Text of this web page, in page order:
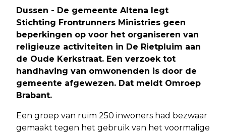
Dussen - De gemeente Altena legt
Stichting Frontrunners Ministries geen
beperkingen op voor het organiseren van
religieuze activiteiten in De Rietpluim aan
de Oude Kerkstraat. Een verzoek tot
handhaving van omwonenden is door de
gemeente afgewezen. Dat meldt Omroep
Brabant.
Een groep van ruim 250 inwoners had bezwaar
gemaakt tegen het gebruik van het voormalige